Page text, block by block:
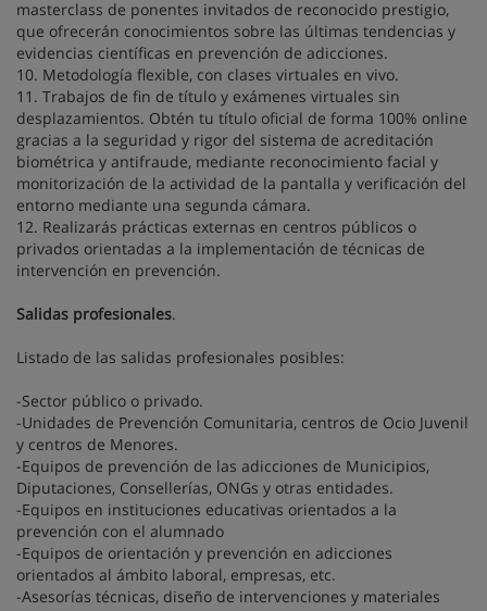
masterclass de ponentes invitados de reconocido prestigio,
que ofrecerán conocimientos sobre las últimas tendencias y
evidencias científicas en prevención de adicciones.
10. Metodología flexible, con clases virtuales en vivo.
11. Trabajos de fin de título y exámenes virtuales sin
desplazamientos. Obtén tu título oficial de forma 100% online
gracias a la seguridad y rigor del sistema de acreditación
biométrica y antifraude, mediante reconocimiento facial y
monitorización de la actividad de la pantalla y verificación del
entorno mediante una segunda cámara.
12. Realizarás prácticas externas en centros públicos o
privados orientadas a la implementación de técnicas de
intervención en prevención.
Salidas profesionales.
Listado de las salidas profesionales posibles:
-Sector público o privado.
-Unidades de Prevención Comunitaria, centros de Ocio Juvenil
y centros de Menores.
-Equipos de prevención de las adicciones de Municipios,
Diputaciones, Consellerías, ONGs y otras entidades.
-Equipos en instituciones educativas orientados a la
prevención con el alumnado
-Equipos de orientación y prevención en adicciones
orientados al ámbito laboral, empresas, etc.
-Asesorías técnicas, diseño de intervenciones y materiales